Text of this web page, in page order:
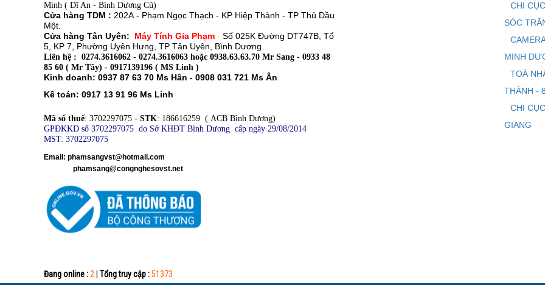
Minh ( Dĩ An - Bình Dương Cũ)
Cửa hàng TDM : 202A - Phạm Ngọc Thạch - KP Hiệp Thành - TP Thủ Dầu
Một.
Cửa hàng Tân Uyên: Máy Tính Gia Phạm - Số 025K Đường DT747B, Tổ
5, KP 7, Phường Uyên Hưng, TP Tân Uyên, Bình Dương.
Liên hệ : 0274.3616062 - 0274.3616063 hoặc 0938.63.63.70 Mr Sang - 0933 48
85 60 ( Mr Tây) - 0917139196 ( MS Linh )
Kinh doanh: 0937 87 63 70 Ms Hân - 0908 031 721 Ms Ân
Kế toán: 0917 13 91 96 Ms Linh
Mã số thuế: 3702297075 - STK: 186616259 ( ACB Bình Dương)
GPĐKKD số 3702297075 do Sở KHĐT Bình Dương cấp ngày 29/08/2014
MST: 3702297075
Email: phamsangvst@hotmail.com
phamsang@congnghesovst.net
Đang online :2 Tổng truy cập :51373
CHI
SÓC
MINH
TOÀ
THÀNH -
CHI
GIANG